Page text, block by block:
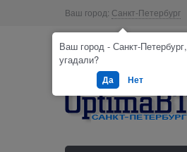
Ваш город: Санкт-Петербург
Ваш город - Санкт-Петербург,
угадали?
Да Нет